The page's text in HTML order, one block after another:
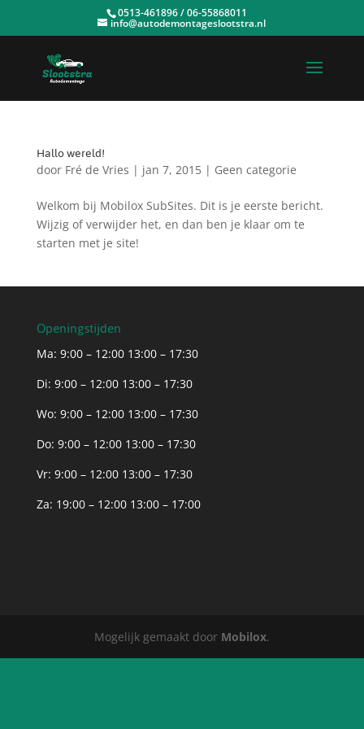
0513-461896 / 06-55868011
info@autodemontageslootstra.nl
Hallo wereld!
door Fré de Vries | jan 7, 2015| Geen categorie
Welkom bij Mobilox SubSites. Dit is je eerste bericht.
Wijzig of verwijder het, en dan ben je klaar om te
starten met je site!
Openingstijden
Ma: 9:00 – 12:00 13:00 – 17:30
Di: 9:00 – 12:00 13:00 – 17:30
Wo: 9:00 – 12:00 13:00 – 17:30
Do: 9:00 – 12:00 13:00 – 17:30
Vr: 9:00 – 12:00 13:00 – 17:30
Za: 19:00 – 12:00 13:00 – 17:00
Mogelijk gemaakt door Mobilox.